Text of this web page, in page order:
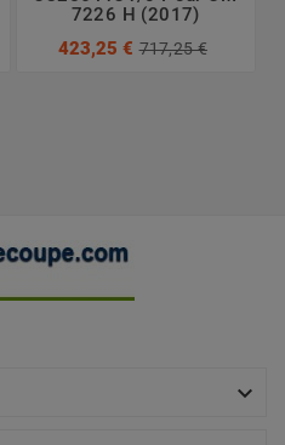
7226 H (2017)
423,25 € 717,25 €
